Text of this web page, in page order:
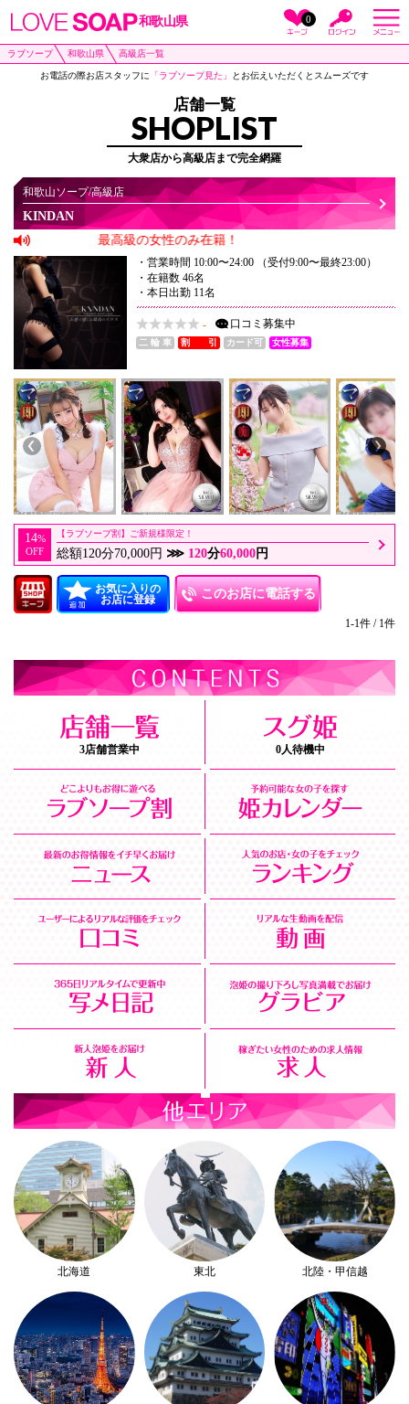
和歌山県 0
ラブソープ 和歌山県 高級店一覧
お電話の際お店スタッフに 「ラブソープ見た」 とお伝えいただくとスムーズです
店舗一覧
SHOPLIST
大衆店から高級店まで完全網羅
和歌山ソープ/高級店
KINDAN
最高級の女性のみ在籍！
・営業時間 10:00〜24:00 （受付9:00〜最終23:00）
・在籍数 46名
・本日出勤 11名
- 口コミ 募集中
二 輪 車 割 引 カード可 女性募集
14%
OFF
【ラブソープ割】ご新規様限定！
総額120分70,000円 ⋙ 120分60,000 円
お気に入りの
お店に登録
このお店に電話する
1-1件 / 1件
3店舗営業中 0人待機中
北海道 東北 北陸・甲信越